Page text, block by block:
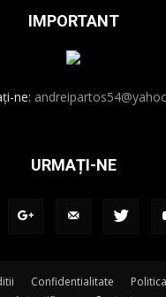
IMPORTANT
ne:
URMAȚI-NE
Confidentialitate